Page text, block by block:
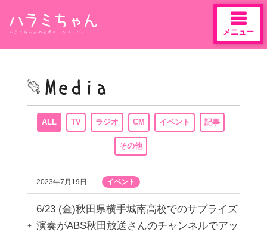
content
ハラミちゃんの公式ホームページ♪ メニュー
ALL TV ラジオ CM イベント 記事
その他
2023年7月19日 イベント
6/23 (金)秋田県横手城南高校でのサプライズ
演奏がABS秋田放送さんのチャンネルでアッ